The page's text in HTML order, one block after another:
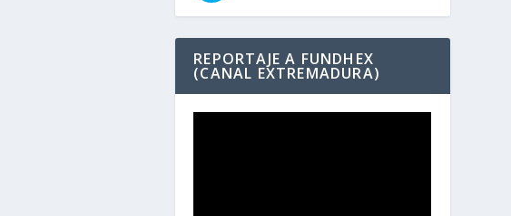
REPORTAJE A FUNDHEX
(CANAL EXTREMADURA)